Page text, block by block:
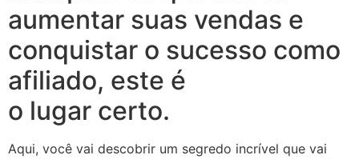
aumentar suas vendas e
conquistar o sucesso como
afiliado, este é
o lugar certo.
Aqui, você vai descobrir um segredo incrível que vai